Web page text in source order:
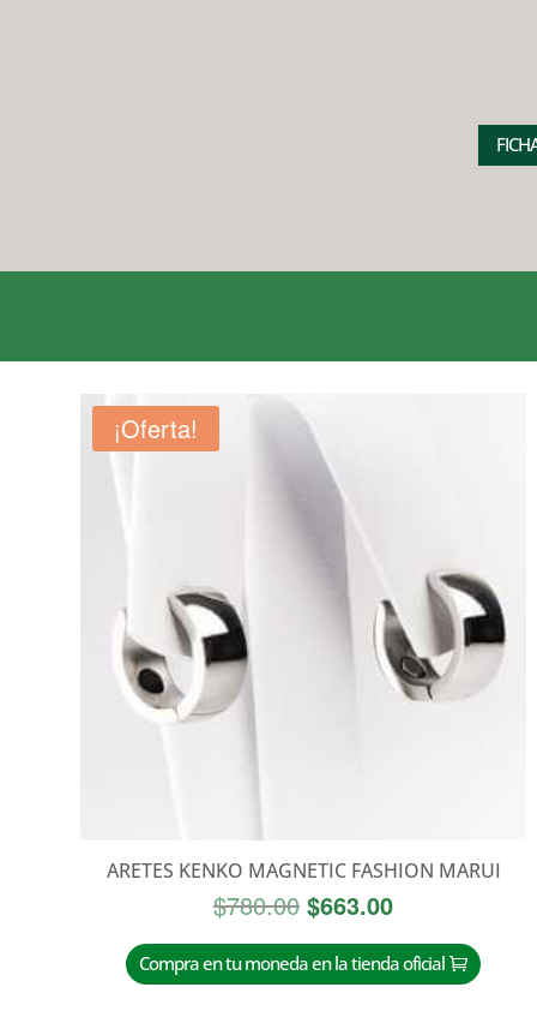
¡Oferta!
ARETES KENKO MAGNETIC FASHION MARUI
$780.00 El
original
$663.00El
actual
Compra en tu moneda en la tienda oficial